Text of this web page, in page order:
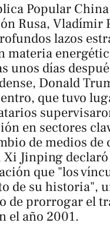
Popular
Rusa,
lazos
materia
unos días
Donald
que tuvo
en sectores
de medios
Jinping
que "los
de su historia",
de prorrogar el
el año 2001.